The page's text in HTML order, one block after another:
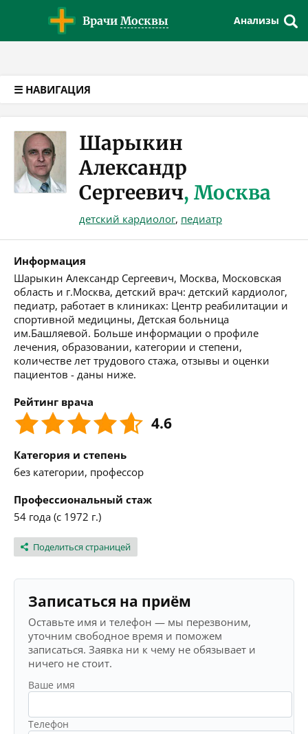
Врачи Москвы Анализы
☰ НАВИГАЦИЯ
Шарыкин
Александр
Сергеевич, Москва
детский кардиолог, педиатр
Информация
Шарыкин Александр Сергеевич, Москва, Московская
область и г.Москва, детский врач: детский кардиолог,
педиатр, работает в клиниках: Центр реабилитации и
спортивной медицины, Детская больница
им.Башляевой. Больше информации о профиле
лечения, образовании, категории и степени,
количестве лет трудового стажа, отзывы и оценки
пациентов - даны ниже.
Рейтинг врача
4.6
Категория и степень
без категории, профессор
Профессиональный стаж
54 года (с 1972 г.)
Поделиться страницей
Записаться на приём
Оставьте имя и телефон — мы перезвоним,
уточним свободное время и поможем
записаться. Заявка ни к чему не обязывает и
ничего не стоит.
Ваше имя
Телефон